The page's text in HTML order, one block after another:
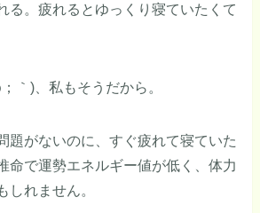
る。疲れるとゆっくり寝ていたくて
｀)、私もそうだから。
題がないのに、すぐ疲れて寝ていた
命で運勢エネルギー値が低く、体力
しれません。